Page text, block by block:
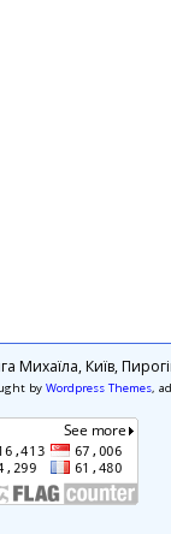
Михаїла, Київ,
by Wordpress Themes,